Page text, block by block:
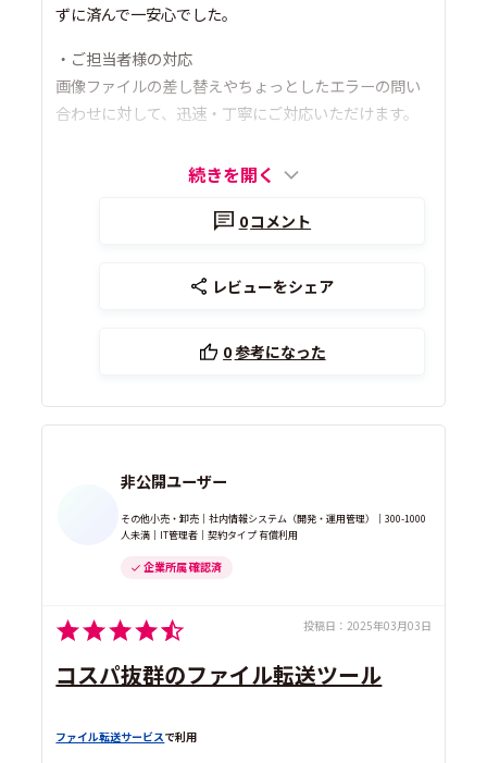
ずに済んで一安心でした。
・ご担当者様の対応
画像ファイルの差し替えやちょっとしたエラーの問い
合わせに対して、迅速・丁寧にご対応いただけます。
続きを開く
0コメント
レビューをシェア
0参考になった
非公開ユーザー
その他小売・卸売｜社内情報システム（開発・運用管理）｜300-1000
人未満｜IT管理者｜契約タイプ 有償利用
企業所属 確認済
投稿日： 2025年03月03日
コスパ抜群のファイル転送ツール
ファイル転送サービスで利用